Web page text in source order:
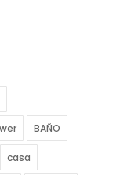
BAÑO
casa